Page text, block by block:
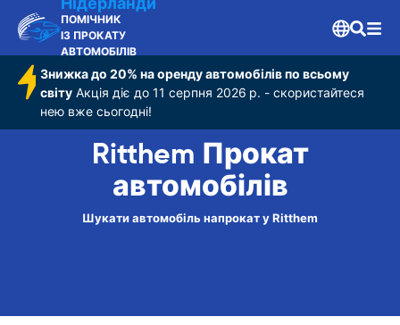
ПОМІЧНИК
ІЗ ПРОКАТУ
АВТОМОБІЛІВ
Знижка до 20% на оренду автомобілів по всьому
світу Акція діє до 11 серпня 2026 р. - скористайтеся
нею вже сьогодні!
Ritthem Прокат
автомобілів
Шукати автомобіль напрокат у Ritthem